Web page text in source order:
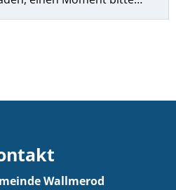
Wallmerod